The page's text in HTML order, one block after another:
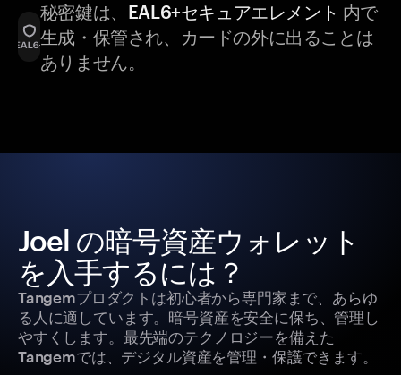
秘密鍵は、 EAL6+セキュアエレメント 内で
生成・保管され、カードの外に出ることは
ありません。
Joel の暗号資産ウォレット
を入手するには？
Tangemプロダクトは初心者から専門家まで、あらゆ
る人に適しています。暗号資産を安全に保ち、管理し
やすくします。最先端のテクノロジーを備えた
Tangemでは、デジタル資産を管理・保護できます。